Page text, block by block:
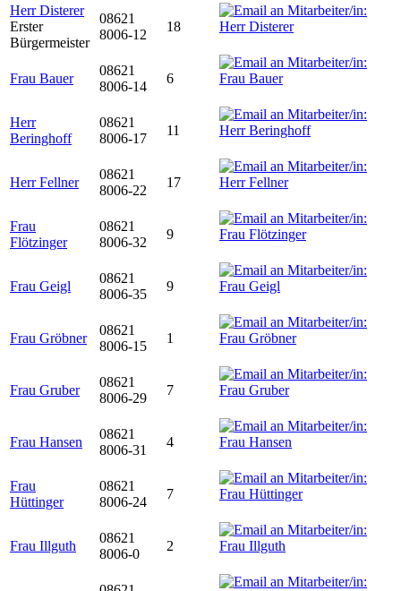
Herr Disterer
Erster
Bürgermeister
08621
8006-12
18
Frau Bauer
08621
8006-14
6
Herr
Beringhoff
08621
8006-17
11
Herr Fellner
08621
8006-22
17
Frau
Flötzinger
08621
8006-32
9
Frau Geigl
08621
8006-35
9
Frau Gröbner
08621
8006-15
1
Frau Gruber
08621
8006-29
7
Frau Hansen
08621
8006-31
4
Frau
Hüttinger
08621
8006-24
7
Frau Illguth
08621
8006-0
2